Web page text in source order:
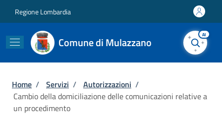
Regione Lombardia
Comune di Mulazzano
AI
Briciole di pane
Home / Servizi / Autorizzazioni /
Cambio della domiciliazione delle comunicazioni relative a
un procedimento